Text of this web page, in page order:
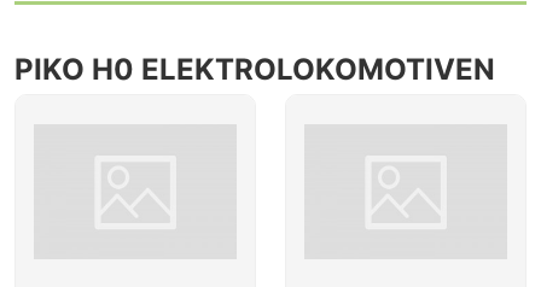
PIKO H0 ELEKTROLOKOMOTIVEN